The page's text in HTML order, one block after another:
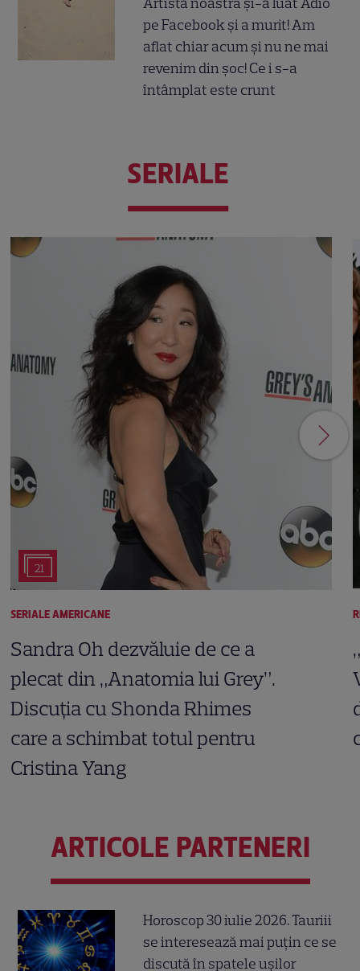
Artista noastră și-a luat Adio
pe Facebook și a murit! Am
aflat chiar acum și nu ne mai
revenim din șoc! Ce i s-a
întâmplat este crunt
SERIALE
21
SERIALE AMERICANE
Sandra Oh dezvăluie de ce a
plecat din „Anatomia lui Grey”.
Discuția cu Shonda Rhimes
care a schimbat totul pentru
Cristina Yang
ARTICOLE PARTENERI
Horoscop 30 iulie 2026. Tauriii
se interesează mai puțin ce se
discută în spatele ușilor